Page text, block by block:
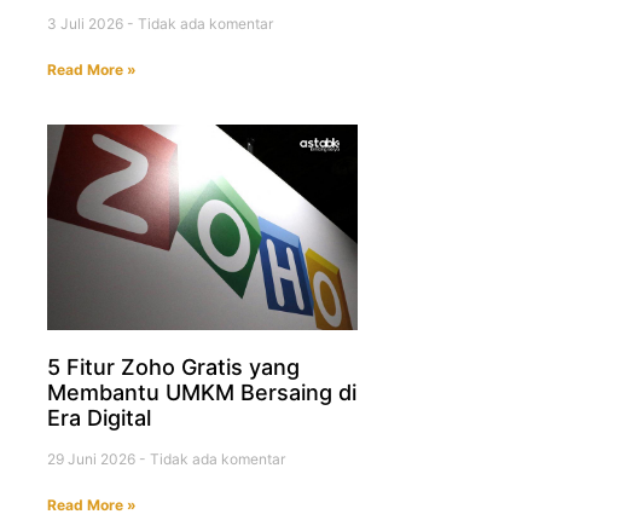
3 Juli 2026 Tidak ada komentar
Read More »
5 Fitur Zoho Gratis yang
Membantu UMKM Bersaing di
Era Digital
29 Juni 2026 Tidak ada komentar
Read More »